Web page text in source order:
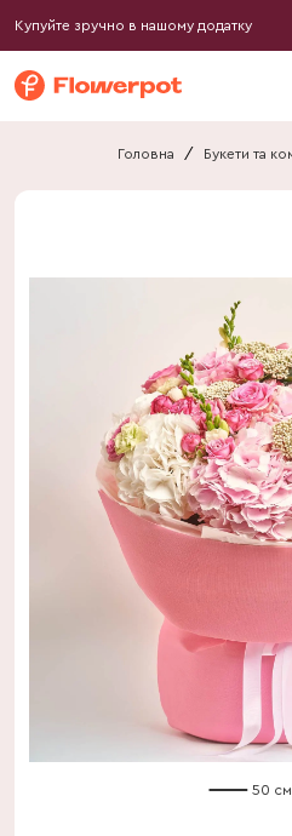
Купуйте зручно в нашому додатку
Головна /
50 см